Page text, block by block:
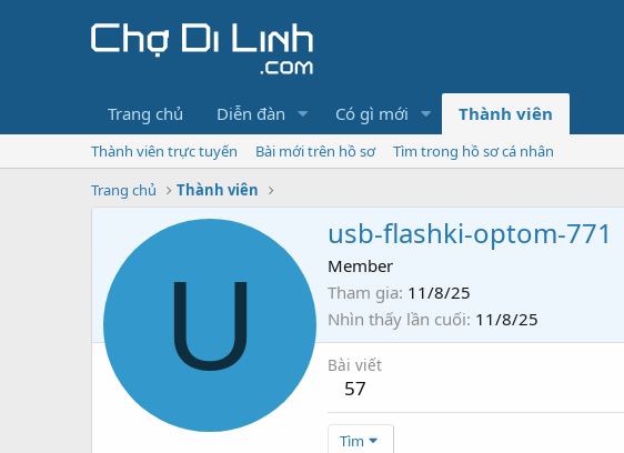
Trang chủ Diễn đàn Có gì mới Thành viên
Thành viên trực tuyến Bài mới trên hồ sơ
Tìm trong hồ sơ cá nhân
Trang chủ
Thành viên
U
usb-flashki-optom-771
Member
Tham gia 11/8/25
Nhìn thấy lần cuối 11/8/25
Bài viết
57
Tìm